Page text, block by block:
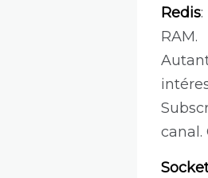
Redis
RAM.
canal.